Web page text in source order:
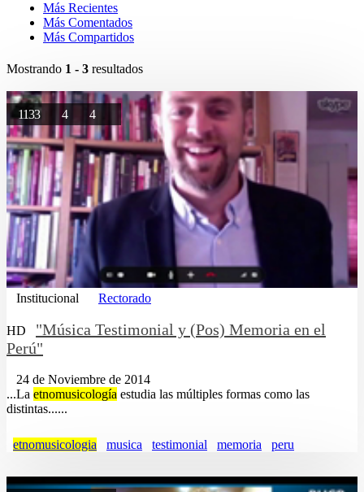
Más Recientes
Más Comentados
Más Compartidos
Mostrando 1 - 3 resultados
1133 4 4
Institucional Rectorado
HD
"Música Testimonial y (Pos) Memoria en el
Perú"
24 de Noviembre de 2014
...La etnomusicología estudia las múltiples formas como las
distintas......
etnomusicologia musica testimonial memoria peru